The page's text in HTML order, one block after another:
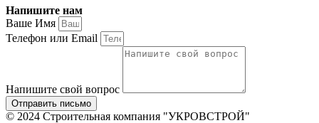
Напишите нам
Ваше Имя
Телефон или Email
Напишите свой вопрос
Отправить письмо
© 2024 Строительная компания "УКРОВСТРОЙ"